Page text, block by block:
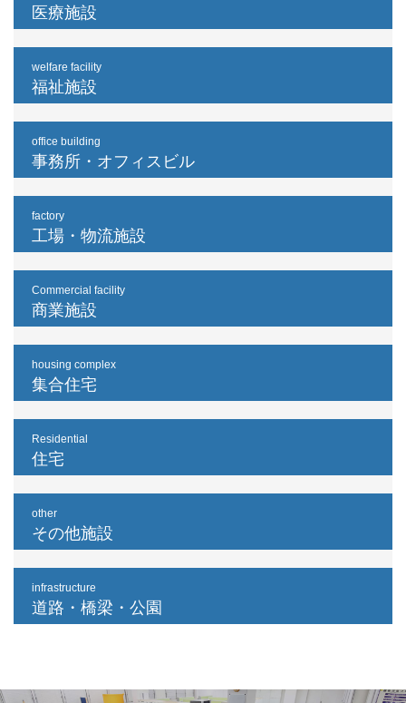
医療施設
welfare facility
福祉施設
office building
事務所・オフィスビル
factory
工場・物流施設
Commercial facility
商業施設
housing complex
集合住宅
Residential
住宅
other
その他施設
infrastructure
道路・橋梁・公園